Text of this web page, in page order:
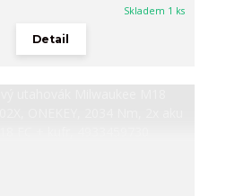
Skladem 1 ks
Detail